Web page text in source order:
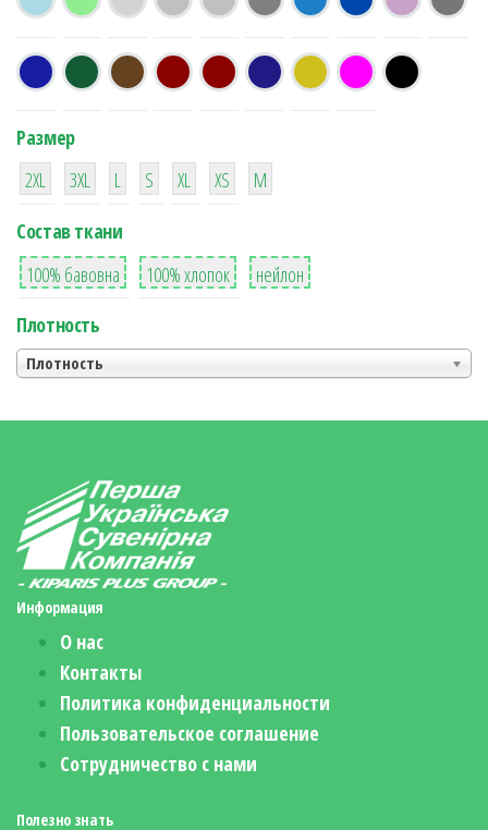
Размер
38
2XL
16
3XL
42
L
42
S
42
XL XS
М
Состав ткани
8
100% бавовна
36
100% хлопок
2
нейлон
Плотность
Плотность
Информация
О нас
Контакты
Политика конфиденциальности
Пользовательское соглашение
Сотрудничество с нами
Полезно знать